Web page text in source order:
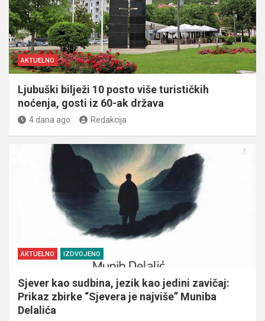
AKTUELNO
Ljubuški bilježi 10 posto više turističkih
noćenja, gosti iz 60-ak država
4 dana ago Redakcija
AKTUELNO IZDVOJENO
Sjever kao sudbina, jezik kao jedini zavičaj:
Prikaz zbirke “Sjevera je najviše” Muniba
Delalića